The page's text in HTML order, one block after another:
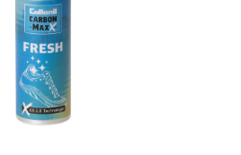
frescura
las moléculas de olor
una fragancia fresca